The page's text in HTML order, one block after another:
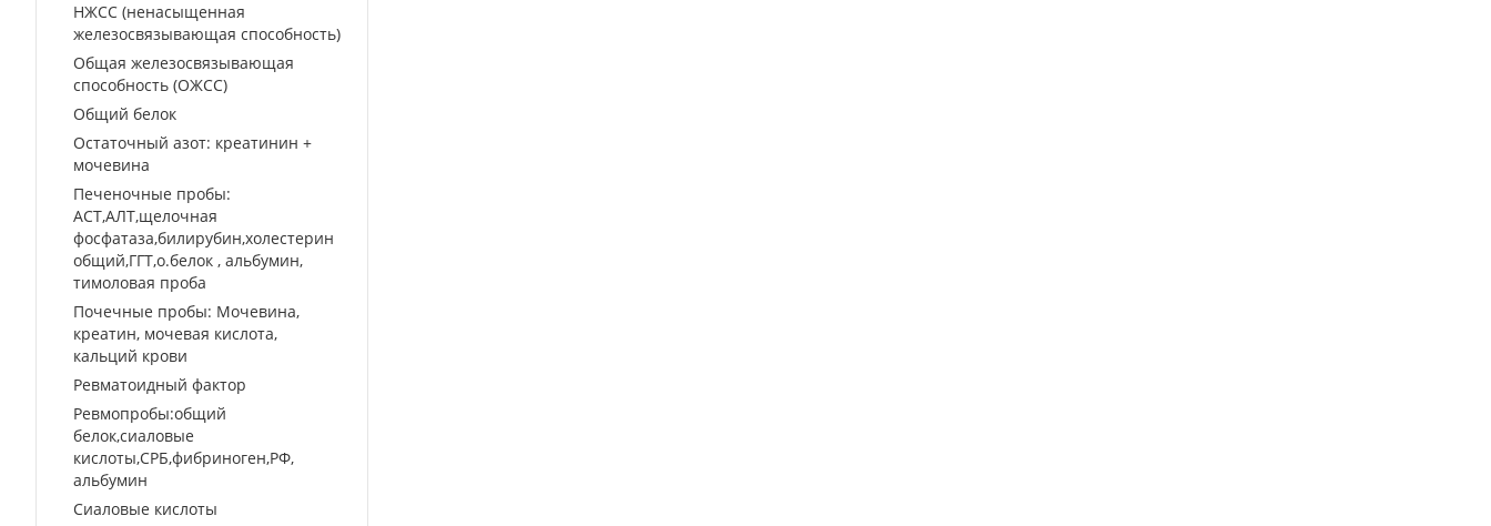
НЖСС (ненасыщенная
железосвязывающая способность)
Общая железосвязывающая
способность (ОЖСС)
Общий белок
Остаточный азот: креатинин +
мочевина
Печеночные пробы:
АСТ,АЛТ,щелочная
фосфатаза,билирубин,холестерин
общий,ГГТ,о.белок , альбумин,
тимоловая проба
Почечные пробы: Мочевина,
креатин, мочевая кислота,
кальций крови
Ревматоидный фактор
Ревмопробы:общий
белок,сиаловые
кислоты,СРБ,фибриноген,РФ,
альбумин
Сиаловые кислоты